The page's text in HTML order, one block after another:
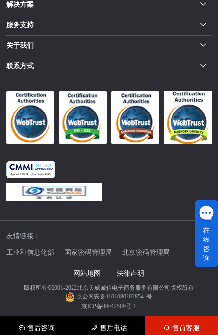
解决方案
服务支持
关于我们
联系方式
友情链接：
工业和信息化部 国家密码管理局
北京密码管理局
网站地图
法律声明
版权所有©2001-2022北京天威诚信电子商务服务有限公司版权所有
京公网安备11010802028541号
京ICP备06042509号-1
售后咨询 售后电话 售前客服
在
线
咨
询